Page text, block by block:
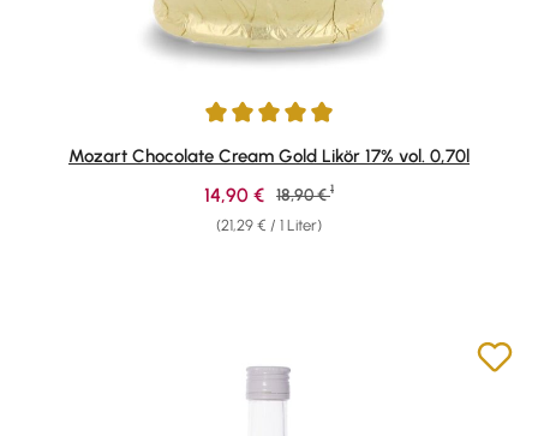
Durchschnittliche Bewertung von 4.9 von 5 Sternen
Mozart Chocolate Cream Gold Likör 17% vol. 0,70l
(21,29 € / 1 Liter)
Verkaufspreis:
14,90 € Regulärer Preis:
18,90 € 1